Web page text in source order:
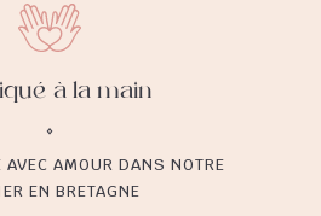
à la main
AVEC AMOUR DANS NOTRE
EN BRETAGNE